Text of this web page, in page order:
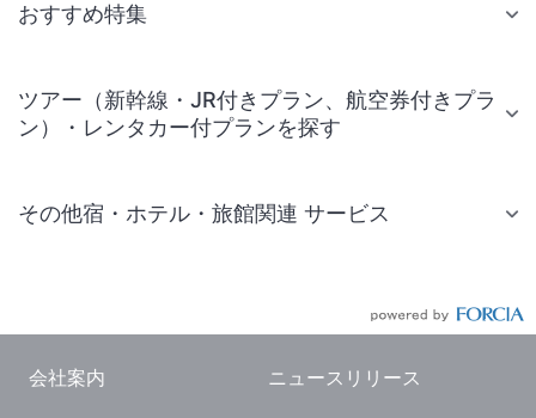
おすすめ特集
ツアー（新幹線・JR付きプラン、航空券付きプラ
ン）・レンタカー付プランを探す
その他宿・ホテル・旅館関連 サービス
会社案内 ニュースリリース